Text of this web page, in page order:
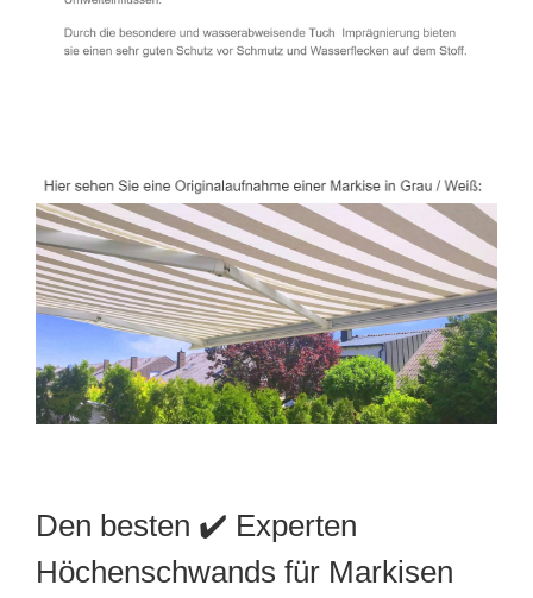
Den besten ✔️ Experten
Höchenschwands für Markisen